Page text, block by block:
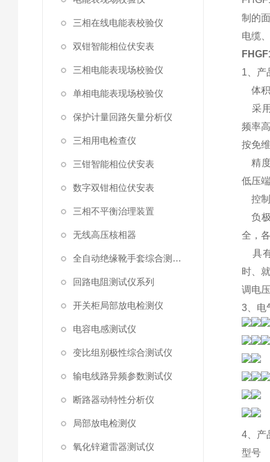
三相在线电能表校验仪
双钳智能相位伏安表
三相电能表现场校验仪
单相电能表现场校验仪
保护计量回路矢量分析仪
三相用电检查仪
三钳智能相位伏安表
数字双钳相位伏安表
三相不平衡治理装置
无线高压核相器
全自动绝缘靴手套综合测试仪
回路电阻测试仪系列
开关柜局部放电检测仪
电容电感测试仪
变比组别极性综合测试仪
输电线路异频参数测试仪
断路器动特性分析仪
局部放电检测仪
氧化锌避雷器测试仪
制的
电缆
1、产
体积
采用
频率
按免
精度
低压
控制
负极
全，
具有
时、
调电
3、电
4、产
型号